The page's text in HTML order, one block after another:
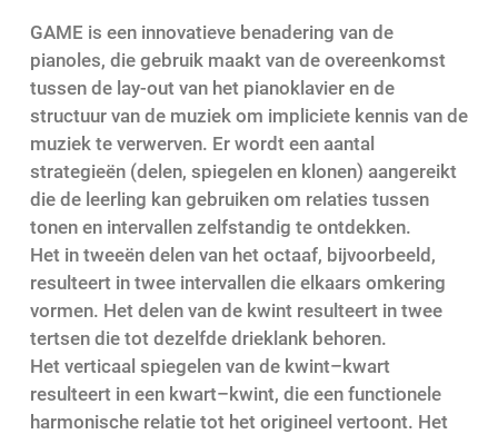
GAME is een innovatieve benadering van de
pianoles, die gebruik maakt van de overeenkomst
tussen de lay-out van het pianoklavier en de
structuur van de muziek om impliciete kennis van de
muziek te verwerven. Er wordt een aantal
strategieën (delen, spiegelen en klonen) aangereikt
die de leerling kan gebruiken om relaties tussen
tonen en intervallen zelfstandig te ontdekken.
Het in tweeën delen van het octaaf, bijvoorbeeld,
resulteert in twee intervallen die elkaars omkering
vormen. Het delen van de kwint resulteert in twee
tertsen die tot dezelfde drieklank behoren.
Het verticaal spiegelen van de kwint–kwart
resulteert in een kwart–kwint, die een functionele
harmonische relatie tot het origineel vertoont. Het